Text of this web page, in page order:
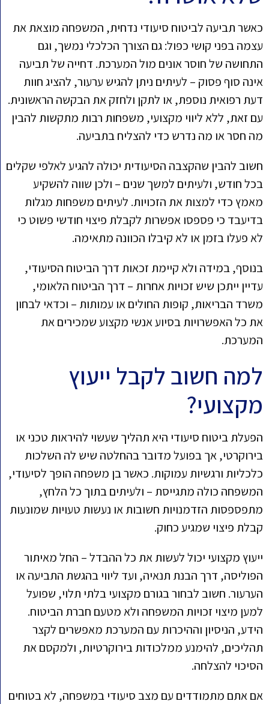
כאשר תביעה לביטוח סיעודי נדחית, המשפחה מוצאת את
עצמה בפני קושי כפול: גם הצורך הכלכלי נמשך, וגם
התחושה של חוסר אונים מול המערכת. דחייה של תביעה
אינה סוף פסוק – לעיתים ניתן להגיש ערעור, להציג חוות
דעת רפואית נוספת, או לתקן ולחזק את הבקשה הראשונית.
עם זאת, ללא ליווי מקצועי, משפחות רבות מתקשות להבין
מה חסר או מה נדרש כדי להצליח בתביעה.
חשוב להבין שהקצבה הסיעודית יכולה להגיע לאלפי שקלים
בכל חודש, ולעיתים למשך שנים – ולכן שווה להשקיע
מאמץ כדי למצות את הזכויות. לעיתים משפחות מגלות
בדיעבד כי פספסו אפשרות לקבלת פיצוי חודשי פשוט כי
לא פעלו בזמן או לא קיבלו הכוונה מתאימה.
בנוסף, במידה ולא קיימת זכאות דרך הביטוח הסיעודי,
עדיין ייתכן שיש זכויות אחרות – דרך הביטוח הלאומי,
משרד הבריאות, קופות החולים או עמותות – וכדאי לבחון
את כל האפשרויות בסיוע אנשי מקצוע שמכירים את
המערכת.
למה חשוב לקבל ייעוץ
מקצועי?
הפעלת ביטוח סיעודי היא תהליך שעשוי להיראות טכני או
בירוקרטי, אך בפועל מדובר בהחלטה שיש לה השלכות
כלכליות ורגשיות עמוקות. כאשר בן משפחה הופך לסיעודי,
המשפחה כולה מתגייסת – ולעיתים בתוך כל הלחץ,
מתפספסות הזדמנויות חשובות או נעשות טעויות שמונעות
קבלת פיצוי שמגיע כחוק.
ייעוץ מקצועי יכול לעשות את כל ההבדל – החל מאיתור
הפוליסה, דרך הבנת תנאיה, ועד ליווי בהגשת התביעה או
הערעור. חשוב לבחור בגורם מקצועי בלתי תלוי, שפועל
למען מיצוי זכויות המשפחה ולא מטעם חברת הביטוח.
הידע, הניסיון וההיכרות עם המערכת מאפשרים לקצר
תהליכים, להימנע ממלכודות בירוקרטיות, ולמקסם את
הסיכוי להצלחה.
אם אתם מתמודדים עם מצב סיעודי במשפחה, לא בטוחים